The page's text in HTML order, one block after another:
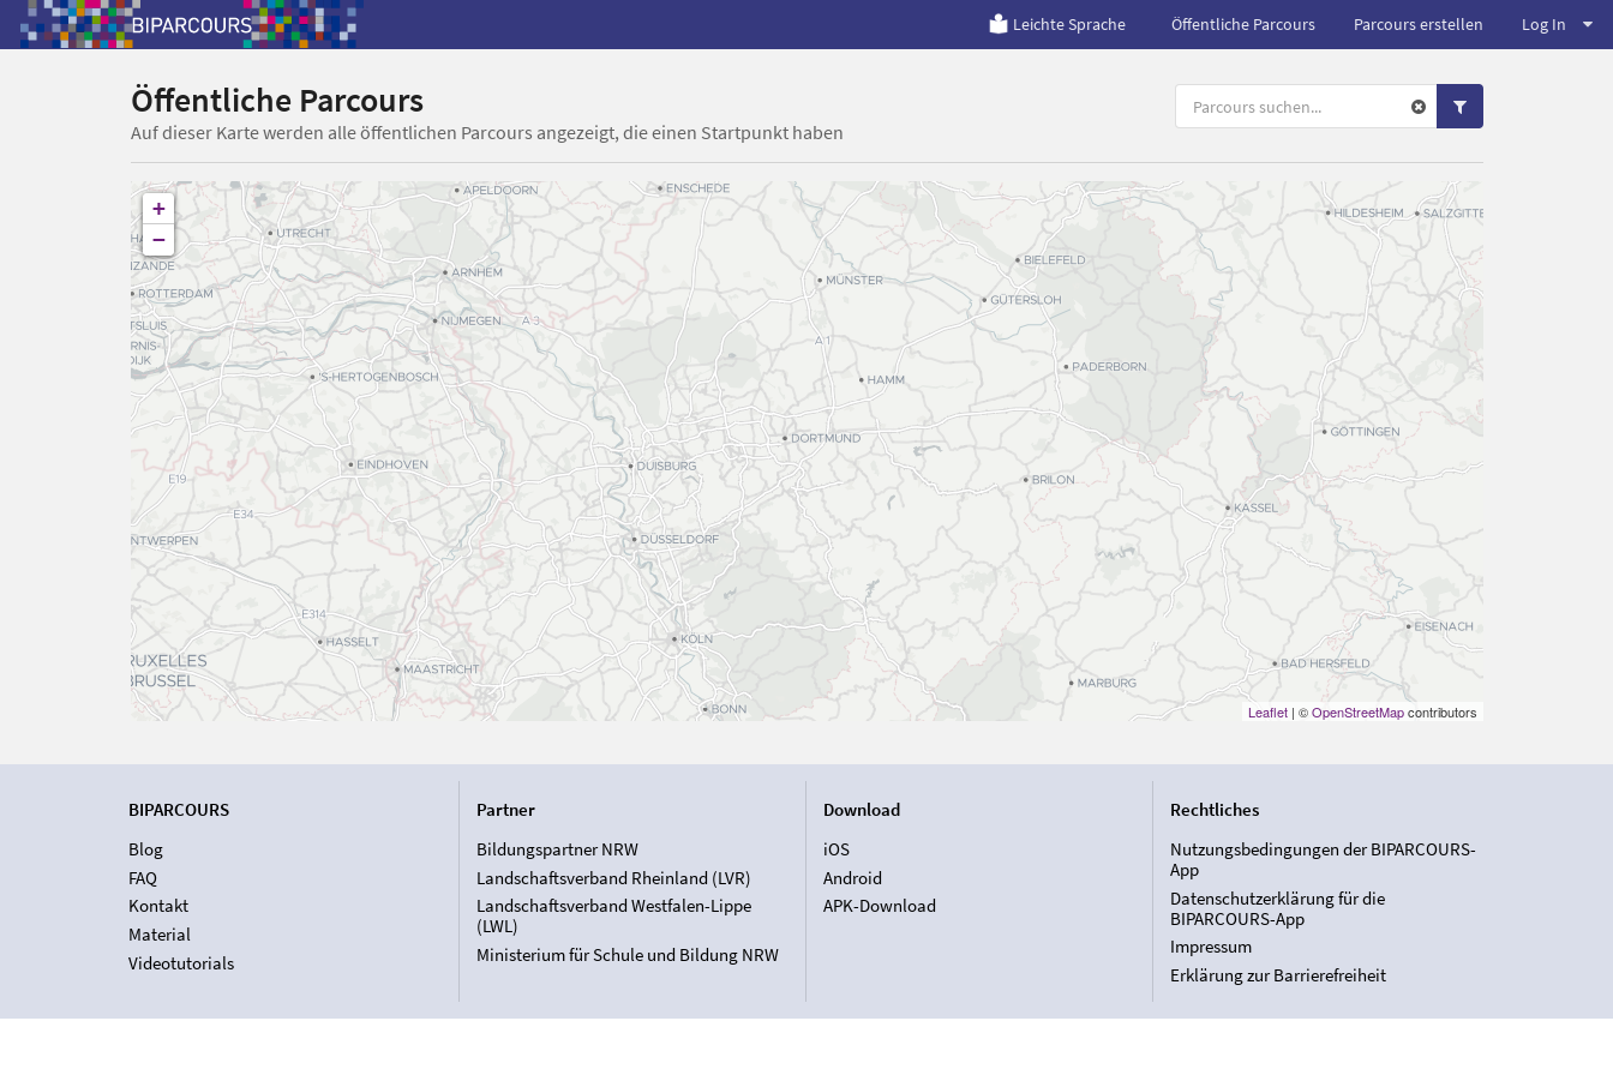
Leichte Sprache Öffentliche Parcours Parcours erstellen Log In
Öffentliche Parcours
Auf dieser Karte werden alle öffentlichen Parcours angezeigt, die einen Startpunkt haben
+
−
Leaflet| ©OpenStreetMapcontributors
BIPARCOURS
Blog
FAQ
Kontakt
Material
Videotutorials
Partner
Bildungspartner NRW
Landschaftsverband Rheinland (LVR)
Landschaftsverband Westfalen-Lippe
(LWL)
Ministerium für Schule und Bildung NRW
Download
iOS
Android
APK-Download
Rechtliches
Nutzungsbedingungen der BIPARCOURS-
App
Datenschutzerklärung für die
BIPARCOURS-App
Impressum
Erklärung zur Barrierefreiheit